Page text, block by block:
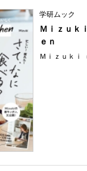
学研ムック
Ｍｉｚｕｋ
ｅｎ
Ｍｉｚｕｋｉ